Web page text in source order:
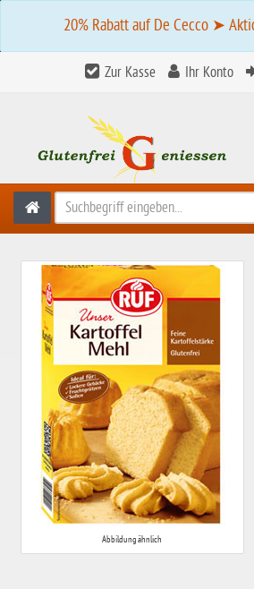
20% Rabatt auf De Cecco ➤
Zur Kasse Ihr Konto
Abbildung ähnlich